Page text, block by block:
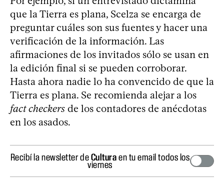
que la Tierra es plana, Scelza se encarga de
preguntar cuáles son sus fuentes y hacer una
verificación de la información. Las
afirmaciones de los invitados sólo se usan en
la edición final si se pueden corroborar.
Hasta ahora nadie lo ha convencido de que la
Tierra es plana. Se recomienda alejar a los
fact checkers de los contadores de anécdotas
en los asados.
Recibí la newsletter deCulturaen tu email todos los
viernes